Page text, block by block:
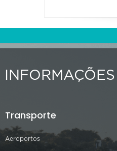
Transporte
Aeroportos